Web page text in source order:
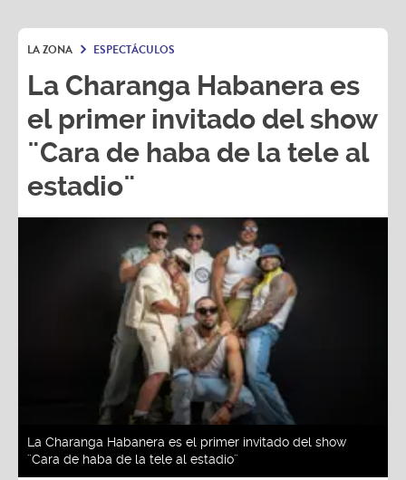
LA ZONA ESPECTÁCULOS
La Charanga Habanera es
el primer invitado del show
¨Cara de haba de la tele al
estadio¨
La Charanga Habanera es el primer invitado del show
¨Cara de haba de la tele al estadio¨